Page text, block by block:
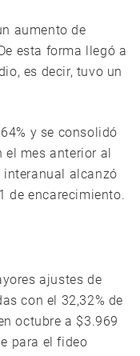
aumento de
esta forma llegó a
es decir, tuvo un
y se consolidó
el mes anterior al
interanual alcanzó
de encarecimiento.
ajustes de
con el 32,32% de
octubre a $3.969
para el fideo